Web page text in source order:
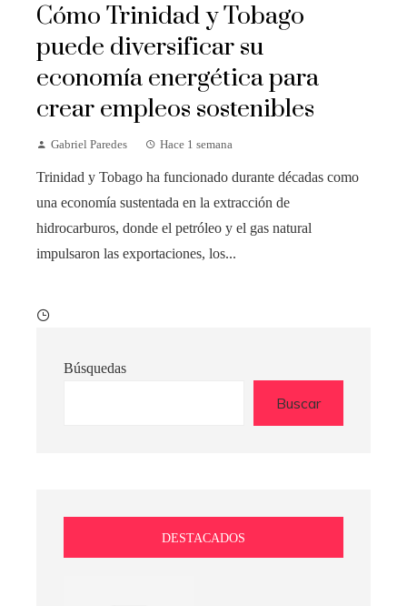
Cómo Trinidad y Tobago
puede diversificar su
economía energética para
crear empleos sostenibles
Gabriel Paredes Hace 1 semana
Trinidad y Tobago ha funcionado durante décadas como
una economía sustentada en la extracción de
hidrocarburos, donde el petróleo y el gas natural
impulsaron las exportaciones, los...
Búsquedas
Buscar
DESTACADOS